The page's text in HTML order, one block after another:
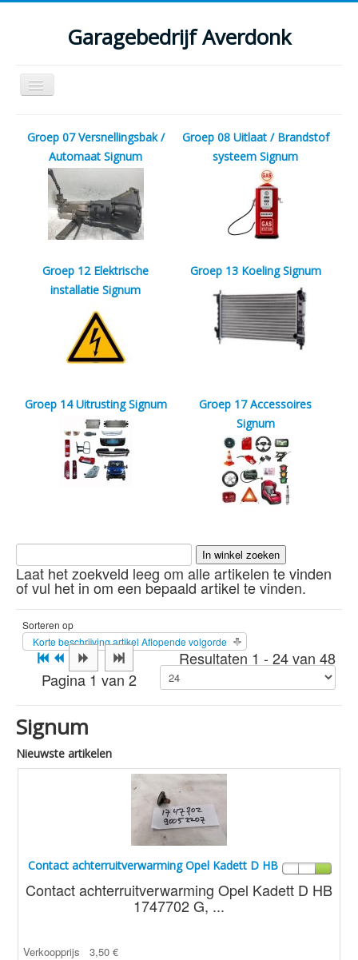
Garagebedrijf Averdonk
Schakelen
navigatie
Klassiekers en restauratie verslagen
Diensten
Parts
Occasions
Kenteken gegevens opvragen
Groep 07 Versnellingsbak /
Automaat Signum
Groep 08 Uitlaat / Brandstof
systeem Signum
Groep 12 Elektrische
installatie Signum
Groep 13 Koeling Signum
Groep 14 Uitrusting Signum
Groep 17 Accessoires
Signum
Laat het zoekveld leeg om alle artikelen te vinden
of vul het in om een bepaald artikel te vinden.
Sorteren op
Korte beschrijving artikel Aflopende volgorde
Pagina 1 van 2
Resultaten 1 - 24 van 48
Signum
Nieuwste artikelen
Contact achterruitverwarming Opel Kadett D HB
Contact achterruitverwarming Opel Kadett D HB
1747702 G, ...
Verkoopprijs 3,50 €